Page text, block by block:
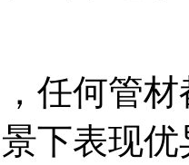
任何管
下表现